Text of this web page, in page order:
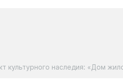
культурного наследия: «Дом